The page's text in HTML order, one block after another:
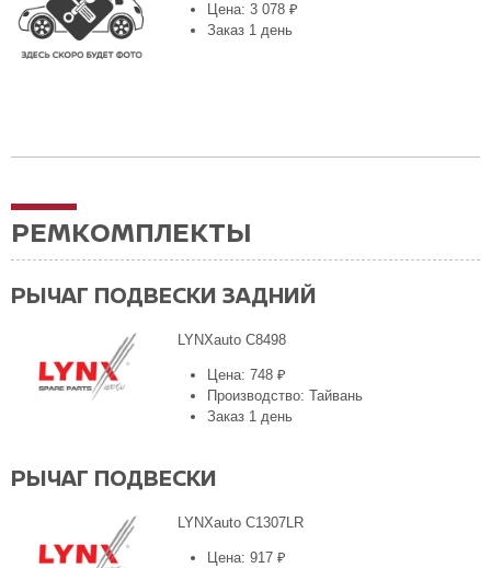
Цена: 3 078 ₽
Заказ 1 день
РЕМКОМПЛЕКТЫ
РЫЧАГ ПОДВЕСКИ ЗАДНИЙ
LYNXauto C8498
Цена: 748 ₽
Производство: Тайвань
Заказ 1 день
РЫЧАГ ПОДВЕСКИ
LYNXauto C1307LR
Цена: 917 ₽